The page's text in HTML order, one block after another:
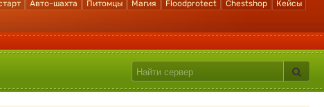
Авто-шахта Питомцы Магия Floodprotect Chestshop
Кейсы